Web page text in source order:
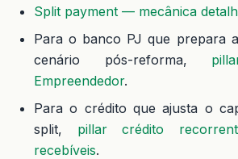
Split payment — mecânica
Para o banco PJ que prepara
cenário pós-reforma,
Empreendedor.
Para o crédito que ajusta o
split, pillar crédito
recebíveis.